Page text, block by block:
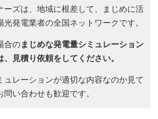
ーズは、地域に根差して、まじめに活
発電業者の全国ネットワークです。
合のまじめな発電量シミュレーション
、見積り依頼をしてください。
ュレーションが適切な内容なのか見て
い合わせも歓迎です。